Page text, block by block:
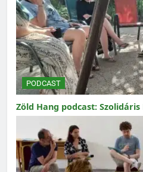
PODCAST
Zöld Hang podcast: Szolidáris